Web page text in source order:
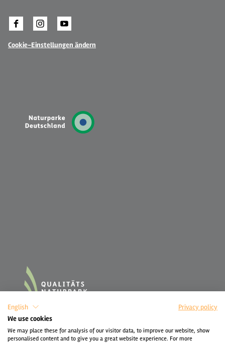
Cookie-Einstellungen ändern
English
Privacy policy
We use cookies
We may place these for analysis of our visitor data, to improve our website, show
personalised content and to give you a great website experience. For more